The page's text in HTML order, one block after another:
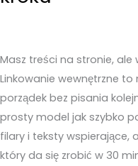
Masz treści na stronie, ale
Linkowanie wewnętrzne
porządek bez pisania
prosty model jak szybko
filary i teksty wspierające,
który da się zrobić w 30